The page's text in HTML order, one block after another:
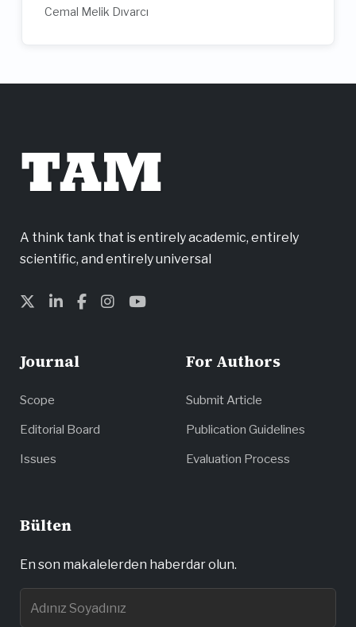
Cemal Melik Dıvarcı
TAM
A think tank that is entirely academic, entirely
scientific, and entirely universal
Journal
Scope
Editorial Board
Issues
For Authors
Submit Article
Publication Guidelines
Evaluation Process
Bülten
En son makalelerden haberdar olun.